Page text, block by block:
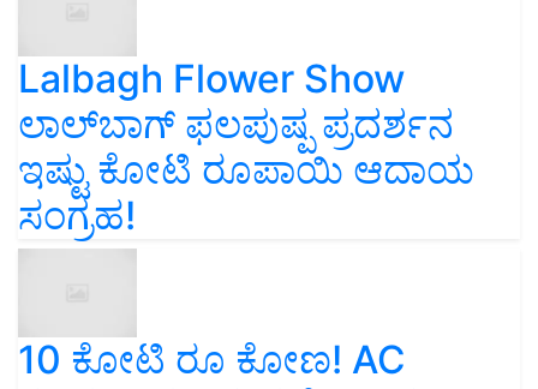
Lalbagh Flower Show
ಲಾಲ್‌ಬಾಗ್ ಫಲಪುಷ್ಪ ಪ್ರದರ್ಶನ
ಇಷ್ಟು ಕೋಟಿ ರೂಪಾಯಿ ಆದಾಯ
ಸಂಗ್ರಹ!
10 ಕೋಟಿ ರೂ ಕೋಣ! AC